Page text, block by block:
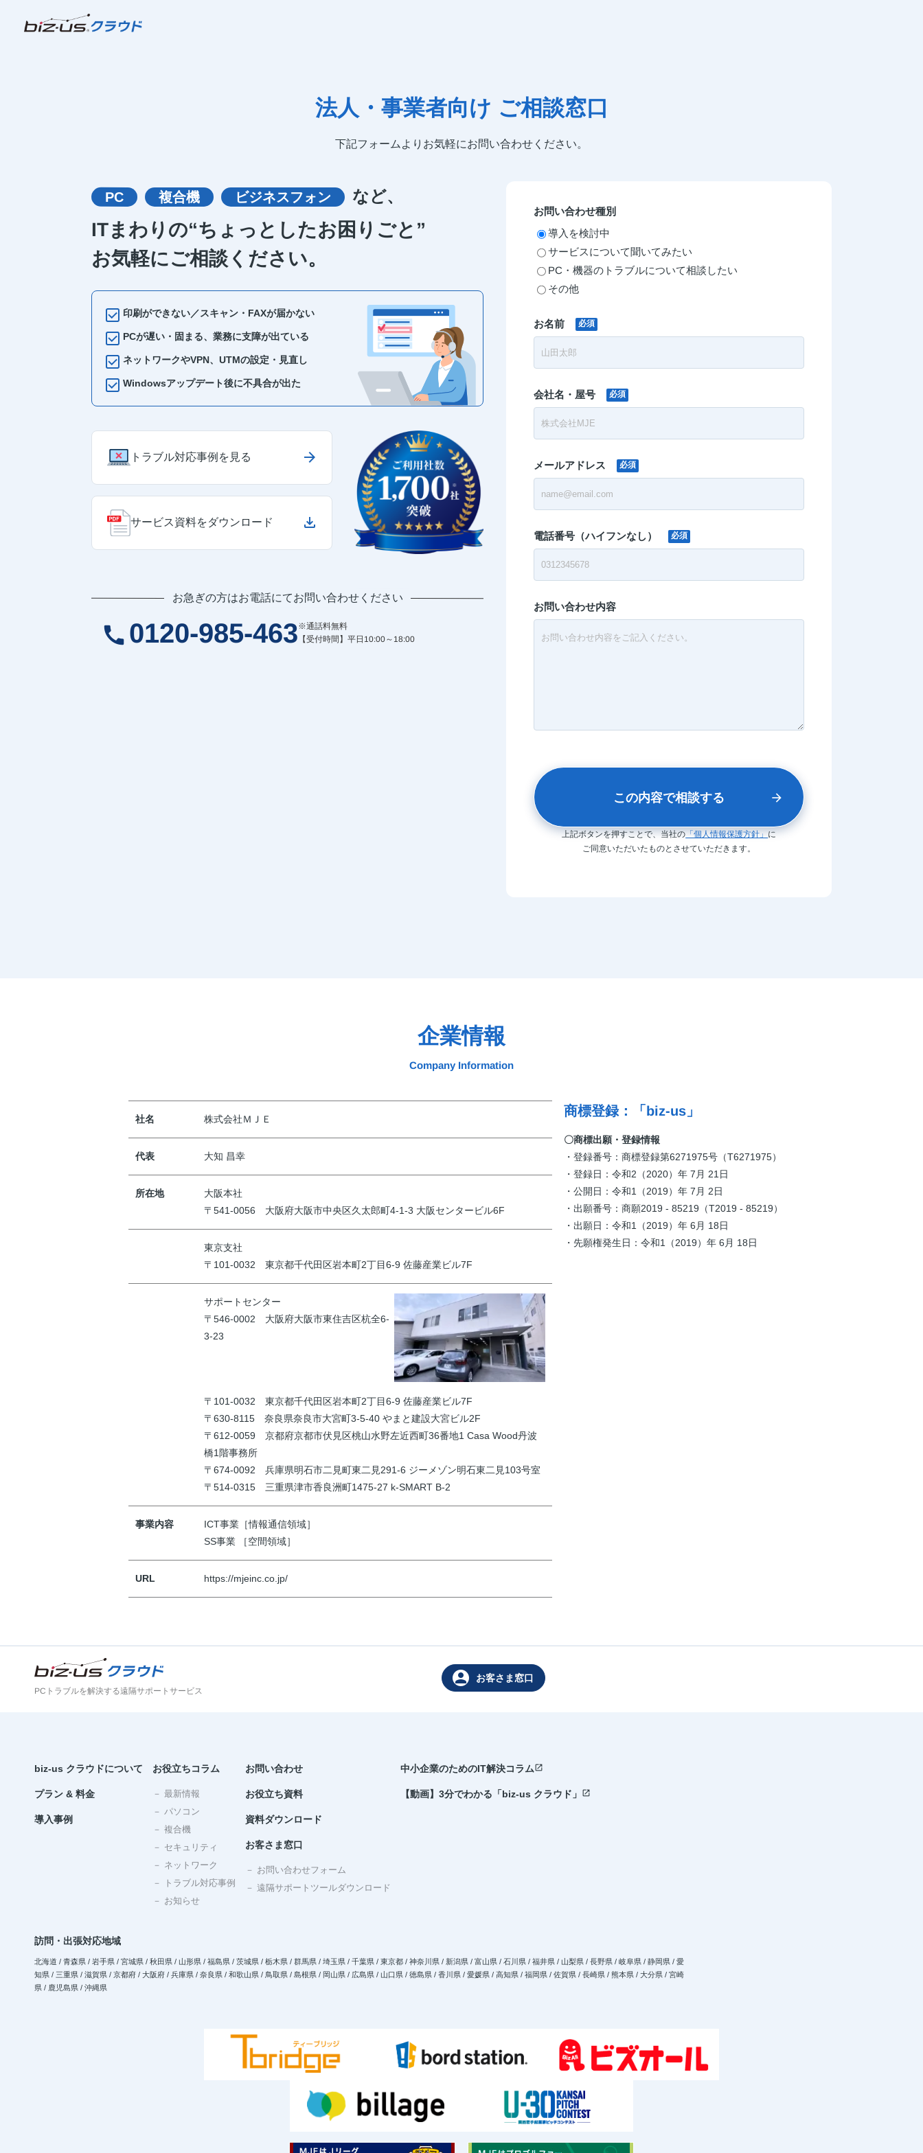
法人・事業者向け ご相談窓口
下記フォームよりお気軽にお問い合わせください。
PC 複合機 ビジネスフォン など、
ITまわりの“ちょっとしたお困りごと”
お気軽にご相談ください。
印刷ができない／スキャン・FAXが届かない
PCが遅い・固まる、業務に支障が出ている
ネットワークやVPN、UTMの設定・見直し
Windowsアップデート後に不具合が出た
トラブル対応事例を見る
サービス資料をダウンロード
お急ぎの方はお電話にてお問い合わせください
call 0120-985-463※通話料無料
【受付時間】平日10:00～18:00
お問い合わせ種別
導入を検討中
サービスについて聞いてみたい
PC・機器のトラブルについて相談したい
その他
お名前 必須
会社名・屋号 必須
メールアドレス 必須
電話番号（ハイフンなし） 必須
お問い合わせ内容
上記ボタンを押すことで、当社の「個人情報保護方針」に
ご同意いただいたものとさせていただきます。
企業情報
Company Information
社名 株式会社ＭＪＥ
代表 大知 昌幸
所在地
大阪本社
〒541-0056 大阪府大阪市中央区久太郎町4-1-3 大阪センタービル6F
東京支社
〒101-0032 東京都千代田区岩本町2丁目6-9 佐藤産業ビル7F
サポートセンター
〒546-0002 大阪府大阪市東住吉区杭全6-
3-23
〒101-0032 東京都千代田区岩本町2丁目6-9 佐藤産業ビル7F
〒630-8115 奈良県奈良市大宮町3-5-40 やまと建設大宮ビル2F
〒612-0059 京都府京都市伏見区桃山水野左近西町36番地1 Casa Wood丹波
橋1階事務所
〒674-0092 兵庫県明石市二見町東二見291-6 ジーメゾン明石東二見103号室
〒514-0315 三重県津市香良洲町1475-27 k-SMART B-2
事業内容
ICT事業［情報通信領域］
SS事業 ［空間領域］
URL https://mjeinc.co.jp/
商標登録：「biz-us」
〇商標出願・登録情報
・登録番号：商標登録第6271975号（T6271975）
・登録日：令和2（2020）年 7月 21日
・公開日：令和1（2019）年 7月 2日
・出願番号：商願2019 - 85219（T2019 - 85219）
・出願日：令和1（2019）年 6月 18日
・先願権発生日：令和1（2019）年 6月 18日
PCトラブルを解決する遠隔サポートサービス
person お客さま窓口
biz-us クラウドについて
プラン & 料金
導入事例
お役立ちコラム
－ 最新情報
－ パソコン
－ 複合機
－ セキュリティ
－ ネットワーク
－ トラブル対応事例
－ お知らせ
お問い合わせ
お役立ち資料
資料ダウンロード
お客さま窓口
－ お問い合わせフォーム
－ 遠隔サポートツールダウンロード
中小企業のためのIT解決コラムopen_in_new
【動画】3分でわかる「biz-us クラウド」 open_in_new
訪問・出張対応地域
北海道 / 青森県 / 岩手県 / 宮城県 / 秋田県 / 山形県 / 福島県 / 茨城県 / 栃木県 / 群馬県 / 埼玉県 / 千葉県 / 東京都 / 神奈川県 / 新潟県 / 富山県 / 石川県 / 福井県 / 山梨県 / 長野県 / 岐阜県 / 静岡県 / 愛
知県 / 三重県 / 滋賀県 / 京都府 / 大阪府 / 兵庫県 / 奈良県 / 和歌山県 / 鳥取県 / 島根県 / 岡山県 / 広島県 / 山口県 / 徳島県 / 香川県 / 愛媛県 / 高知県 / 福岡県 / 佐賀県 / 長崎県 / 熊本県 / 大分県 / 宮崎
県 / 鹿児島県 / 沖縄県